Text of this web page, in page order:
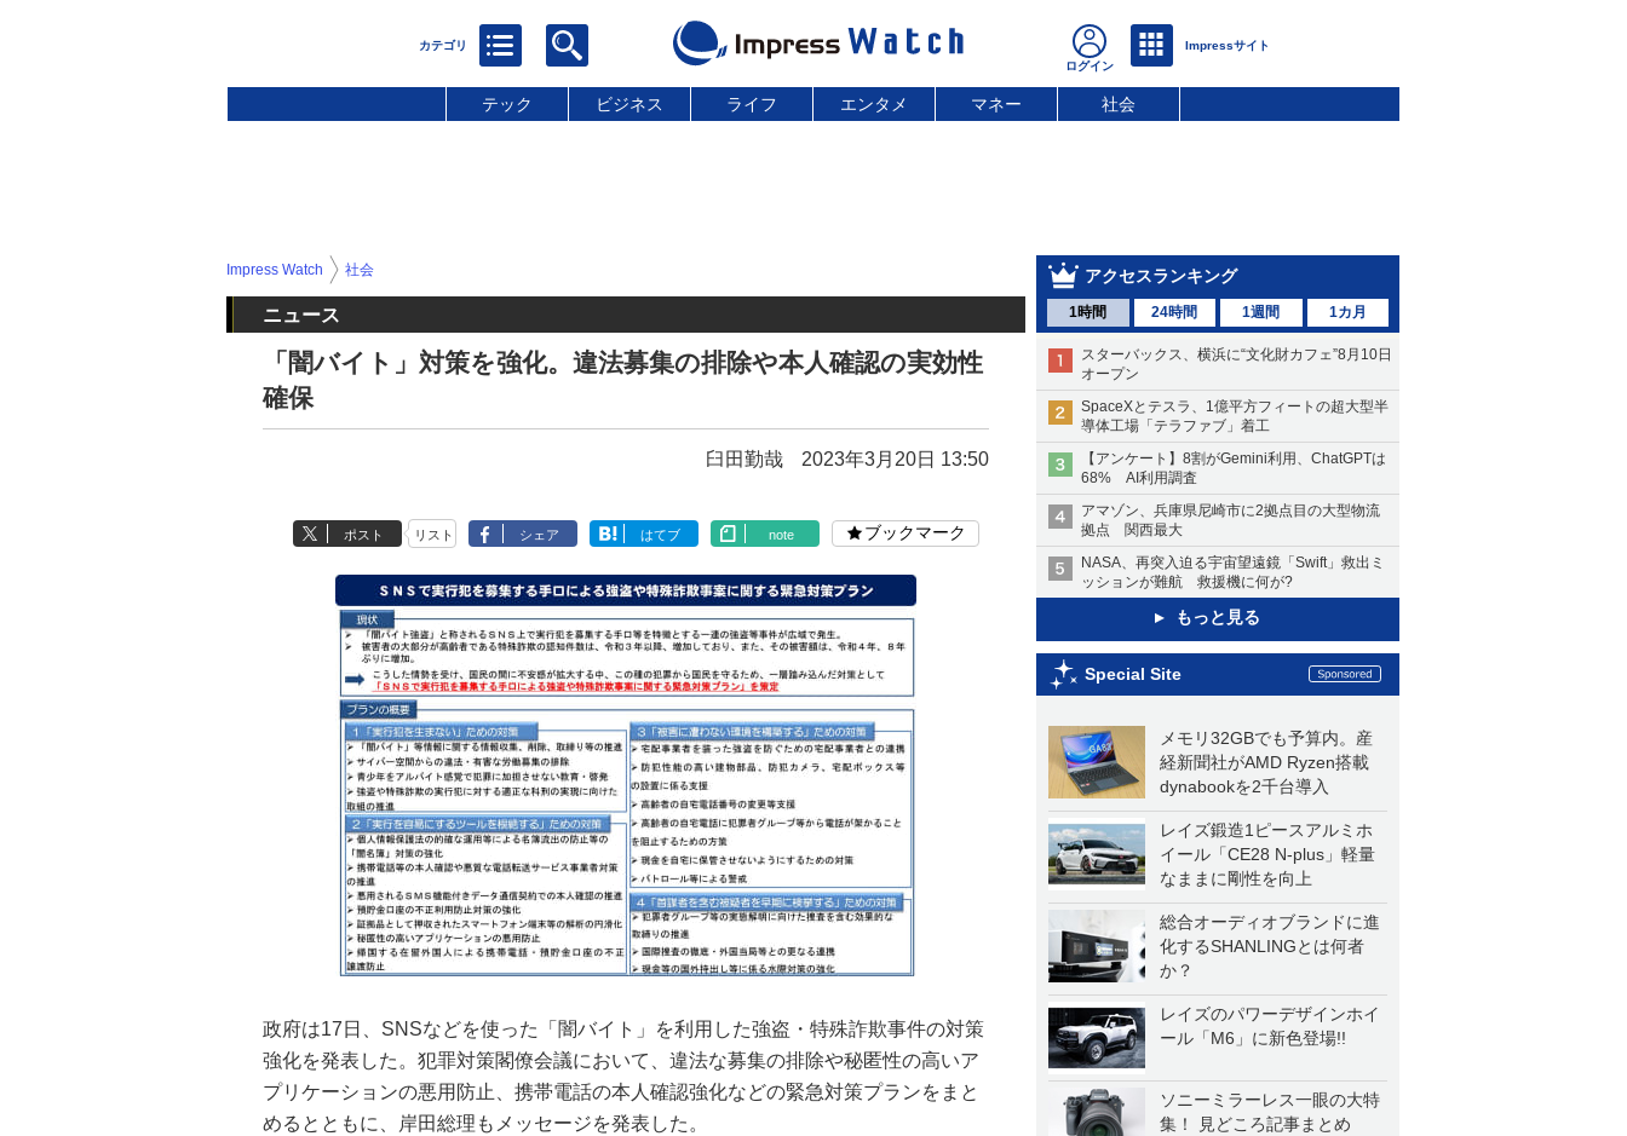
テック ビジネス ライフ エンタメ マネー 社会
アクセスランキング
1時間 24時間 1週間 1カ月
スターバックス、横浜に“文化財カフェ”8月10日
オープン
SpaceXとテスラ、1億平方フィートの超大型半
導体工場「テラファブ」着工
【アンケート】8割がGemini利用、ChatGPTは
68% AI利用調査
アマゾン、兵庫県尼崎市に2拠点目の大型物流
拠点 関西最大
NASA、再突入迫る宇宙望遠鏡「Swift」救出ミ
ッションが難航 救援機に何が?
もっと見る
Special Site
メモリ32GBでも予算内。産
経新聞社がAMD Ryzen搭載
dynabookを2千台導入
レイズ鍛造1ピースアルミホ
イール「CE28 N-plus」軽量
なままに剛性を向上
総合オーディオブランドに進
化するSHANLINGとは何者
か？
レイズのパワーデザインホイ
ール「M6」に新色登場!!
ソニーミラーレス一眼の大特
集！ 見どころ記事まとめ
Impress Watch 社会
ニュース
「闇バイト」対策を強化。違法募集の排除や本人確認の実効性
確保
臼田勤哉 2023年3月20日 13:50
ポスト リスト シェア はてブ note ブックマーク
政府は17日、SNSなどを使った「闇バイト」を利用した強盗・特殊詐欺事件の対策
強化を発表した。犯罪対策閣僚会議において、違法な募集の排除や秘匿性の高いア
プリケーションの悪用防止、携帯電話の本人確認強化などの緊急対策プランをまと
めるとともに、岸田総理もメッセージを発表した。